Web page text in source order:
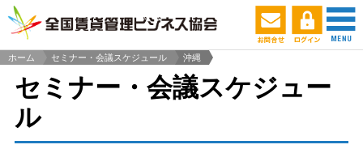
ホーム
セミナー・会議スケジュール
沖縄
セミナー・会議スケジュー
ル